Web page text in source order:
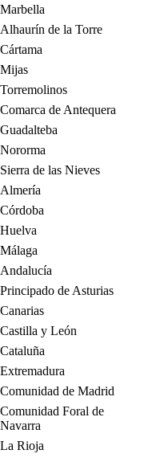
Marbella
Alhaurín de la Torre
Cártama
Mijas
Torremolinos
Comarca de Antequera
Guadalteba
Nororma
Sierra de las Nieves
Almería
Córdoba
Huelva
Málaga
Andalucía
Principado de Asturias
Canarias
Castilla y León
Cataluña
Extremadura
Comunidad de Madrid
Comunidad Foral de
Navarra
La Rioja